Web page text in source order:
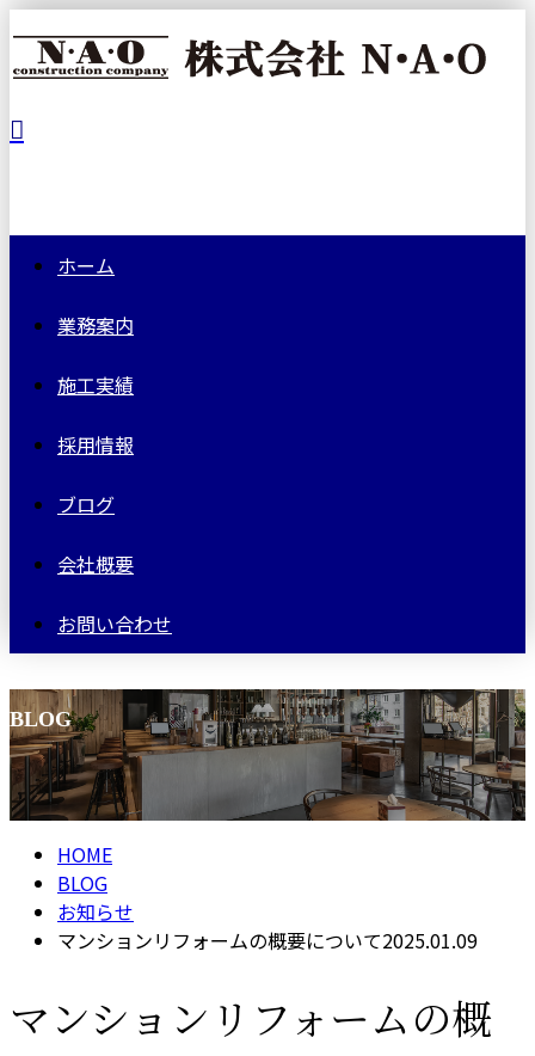
ホーム
業務案内
施工実績
採用情報
ブログ
会社概要
お問い合わせ
BLOG
HOME
BLOG
お知らせ
マンションリフォームの概要について2025.01.09
マンションリフォームの概